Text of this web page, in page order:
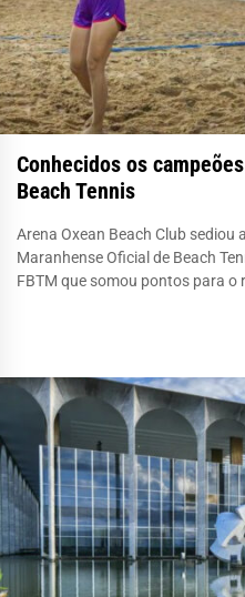
Conhecidos os
Beach Tennis
Arena Oxean Beach Club sediou
Maranhense Oficial de Beach
FBTM que somou pontos para o